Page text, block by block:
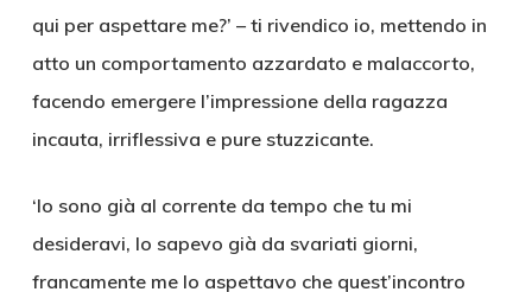
qui per aspettare me?’ – ti rivendico io, mettendo in
atto un comportamento azzardato e malaccorto,
facendo emergere l’impressione della ragazza
incauta, irriflessiva e pure stuzzicante.
‘Io sono già al corrente da tempo che tu mi
desideravi, lo sapevo già da svariati giorni,
francamente me lo aspettavo che quest’incontro